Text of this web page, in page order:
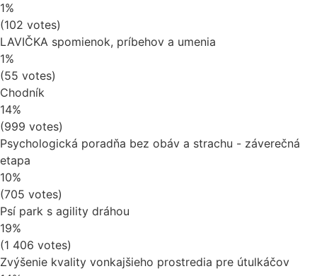
1%
(102 votes)
LAVIČKA spomienok, príbehov a umenia
1%
(55 votes)
Chodník
14%
(999 votes)
Psychologická poradňa bez obáv a strachu - záverečná
etapa
10%
(705 votes)
Psí park s agility dráhou
19%
(1 406 votes)
Zvýšenie kvality vonkajšieho prostredia pre útulkáčov